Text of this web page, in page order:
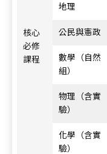
核心
必修
課程
地理
公民與憲政
數學（自然
組）
物理（含實
驗）
化學（含實
驗）